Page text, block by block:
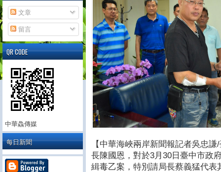
【中華海峽兩岸新聞報記者吳忠
長陳國恩，對於3月30日臺中市政
緝毒乙案，特別請局長蔡義猛代
文章
留言
QR CODE
中華鱻傳媒
每日新聞